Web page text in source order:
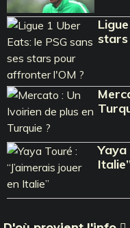
Yaya